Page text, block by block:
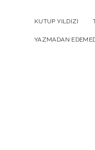
KUTUP YILDIZI
YAZMADAN